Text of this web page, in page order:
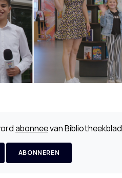
abonneevan Bibliotheekblad
ABONNEREN